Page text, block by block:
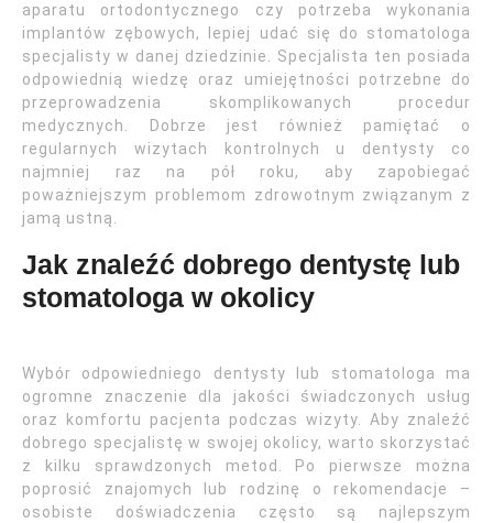
aparatu ortodontycznego czy potrzeba wykonania
implantów zębowych, lepiej udać się do stomatologa
specjalisty w danej dziedzinie. Specjalista ten posiada
odpowiednią wiedzę oraz umiejętności potrzebne do
przeprowadzenia skomplikowanych procedur
medycznych. Dobrze jest również pamiętać o
regularnych wizytach kontrolnych u dentysty co
najmniej raz na pół roku, aby zapobiegać
poważniejszym problemom zdrowotnym związanym z
jamą ustną.
Jak znaleźć dobrego dentystę lub
stomatologa w okolicy
Wybór odpowiedniego dentysty lub stomatologa ma
ogromne znaczenie dla jakości świadczonych usług
oraz komfortu pacjenta podczas wizyty. Aby znaleźć
dobrego specjalistę w swojej okolicy, warto skorzystać
z kilku sprawdzonych metod. Po pierwsze można
poprosić znajomych lub rodzinę o rekomendacje –
osobiste doświadczenia często są najlepszym